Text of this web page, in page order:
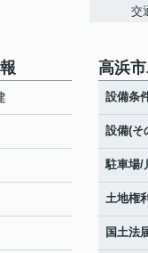
交
高浜
設備条
設備(そ
駐車場/
土地権利
国土法